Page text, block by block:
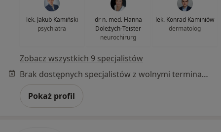
lek. Jakub Kamiński
psychiatra
dr n. med. Hanna
Doleżych-Teister
neurochirurg
lek. Konrad Kaminiów
dermatolog
Zobacz wszystkich 9 specjalistów
Brak dostępnych specjalistów z wolnymi terminami w tym centrum medycznym.
Pokaż profil